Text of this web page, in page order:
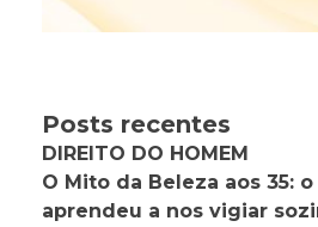
Posts recentes
DIREITO DO HOMEM
O Mito da Beleza aos 35:
aprendeu a nos vigiar